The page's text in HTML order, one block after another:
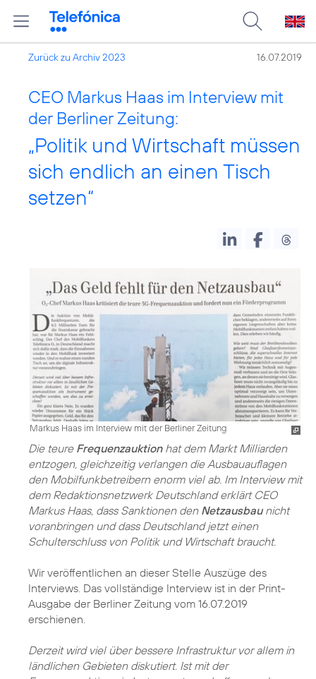
Zurück zu Archiv 2023 16.07.2019
CEO Markus Haas im Interview mit
der Berliner Zeitung:
„Politik und Wirtschaft müssen
sich endlich an einen Tisch
setzen“
Markus Haas im Interview mit der Berliner Zeitung
Die teure Frequenzauktion hat dem Markt Milliarden
entzogen, gleichzeitig verlangen die Ausbauauflagen
den Mobilfunkbetreibern enorm viel ab. Im Interview mit
dem Redaktionsnetzwerk Deutschland erklärt CEO
Markus Haas, dass Sanktionen den Netzausbau nicht
voranbringen und dass Deutschland jetzt einen
Schulterschluss von Politik und Wirtschaft braucht.
Wir veröffentlichen an dieser Stelle Auszüge des
Interviews. Das vollständige Interview ist in der Print-
Ausgabe der Berliner Zeitung vom 16.07.2019
erschienen.
Derzeit wird viel über bessere Infrastruktur vor allem in
ländlichen Gebieten diskutiert. Ist mit der